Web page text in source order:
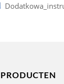
PRODUCTEN